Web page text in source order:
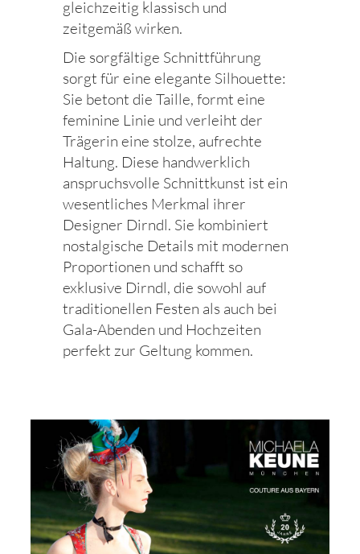
gleichzeitig klassisch und
zeitgemäß wirken.
Die sorgfältige Schnittführung
sorgt für eine elegante Silhouette:
Sie betont die Taille, formt eine
feminine Linie und verleiht der
Trägerin eine stolze, aufrechte
Haltung. Diese handwerklich
anspruchsvolle Schnittkunst ist ein
wesentliches Merkmal ihrer
Designer Dirndl. Sie kombiniert
nostalgische Details mit modernen
Proportionen und schafft so
exklusive Dirndl, die sowohl auf
traditionellen Festen als auch bei
Gala-Abenden und Hochzeiten
perfekt zur Geltung kommen.